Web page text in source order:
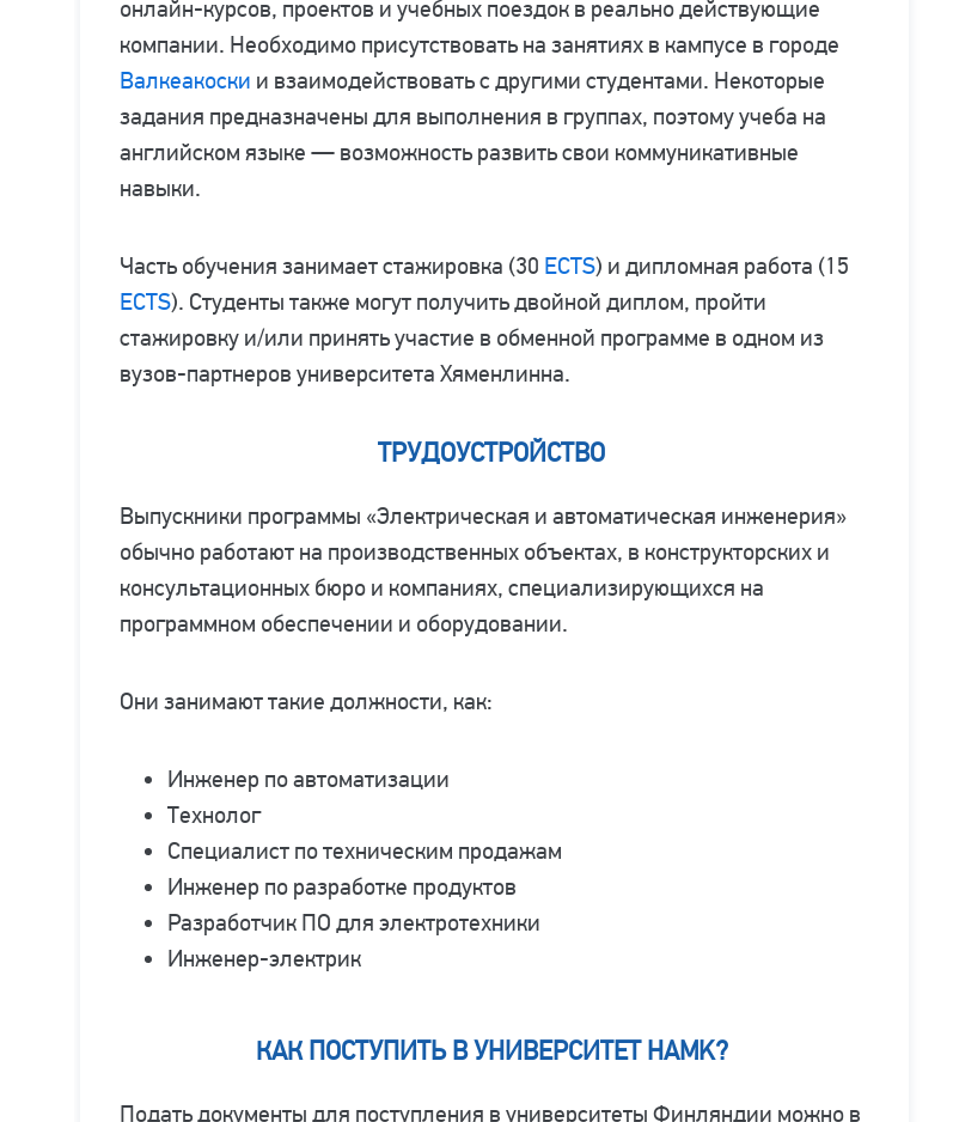
онлайн-курсов, проектов и учебных поездок в реально действующие
компании. Необходимо присутствовать на занятиях в кампусе в городе
Валкеакоски и взаимодействовать с другими студентами. Некоторые
задания предназначены для выполнения в группах, поэтому учеба на
английском языке — возможность развить свои коммуникативные
навыки.
Часть обучения занимает стажировка (30 ECTS) и дипломная работа (15
ECTS). Студенты также могут получить двойной диплом, пройти
стажировку и/или принять участие в обменной программе в одном из
вузов-партнеров университета Хяменлинна.
ТРУДОУСТРОЙСТВО
Выпускники программы «Электрическая и автоматическая инженерия»
обычно работают на производственных объектах, в конструкторских и
консультационных бюро и компаниях, специализирующихся на
программном обеспечении и оборудовании.
Они занимают такие должности, как:
Инженер по автоматизации
Технолог
Специалист по техническим продажам
Инженер по разработке продуктов
Разработчик ПО для электротехники
Инженер-электрик
КАК ПОСТУПИТЬ В УНИВЕРСИТЕТ HAMK?
Подать документы для поступления в университеты Финляндии можно в